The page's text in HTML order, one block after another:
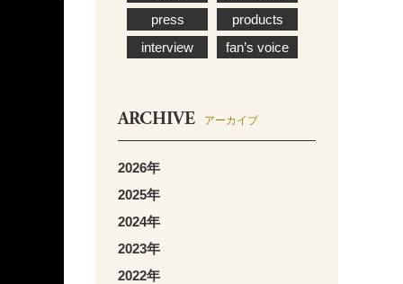
press
products
interview
fan’s voice
ARCHIVE アーカイブ
2026年
2025年
2024年
2023年
2022年